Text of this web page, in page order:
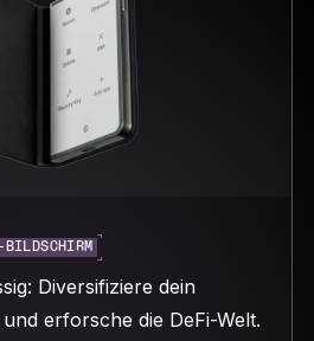
Diversifiziere dein
erforsche die DeFi-Welt.